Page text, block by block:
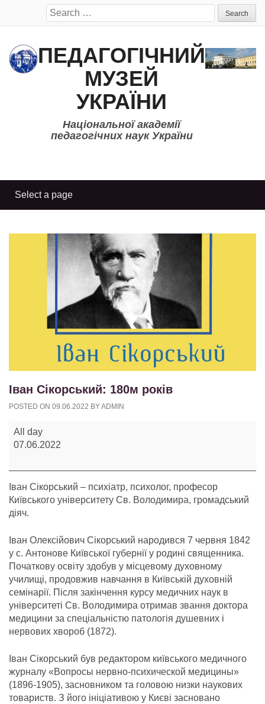
Search
for:
ПЕДАГОГІЧНИЙ
МУЗЕЙ
УКРАЇНИ
Національної академії
педагогічних наук України
Іван Сікорський: 180м років
POSTED ON 09.06.2022 BYADMIN
Іван
Сікорський:
All day
07.06.2022
Іван Сікорський – психіатр, психолог, професор
Київського університету Св. Володимира, громадський
діяч.
Іван Олексійович Сікорський народився 7 червня 1842
у с. Антонове Київської губернії у родині священника.
Початкову освіту здобув у місцевому духовному
училищі, продовжив навчання в Київській духовній
семінарії. Після закінчення курсу медичних наук в
університеті Св. Володимира отримав звання доктора
медицини за спеціальністю патологія душевних і
нервових хвороб (1872).
Іван Сікорський був редактором київського медичного
журналу «Вопросы нервно-психической медицины»
(1896-1905), засновником та головою низки наукових
товариств. З його ініціативою у Києві засновано